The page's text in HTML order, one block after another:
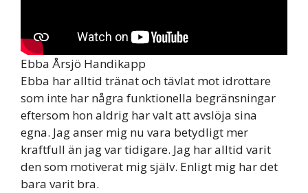
Ebba Årsjö Handikapp
Ebba har alltid tränat och tävlat mot idrottare
som inte har några funktionella begränsningar
eftersom hon aldrig har valt att avslöja sina
egna. Jag anser mig nu vara betydligt mer
kraftfull än jag var tidigare. Jag har alltid varit
den som motiverat mig själv. Enligt mig har det
bara varit bra.